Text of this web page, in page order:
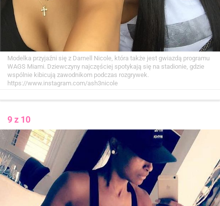
Modelka przyjaźni się z Darnell Nicole, która także jest gwiazdą programu
WAGS Miami. Dziewczyny najczęściej spotykają się na stadionie, gdzie
wspólnie kibicują zawodnikom podczas rozgrywek.
https://www.instagram.com/ash3nicole
9 z 10